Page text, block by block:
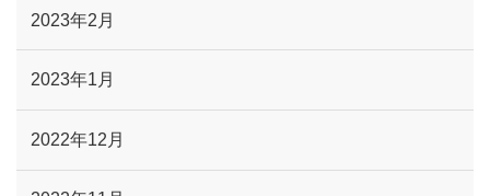
2023年2月
2023年1月
2022年12月